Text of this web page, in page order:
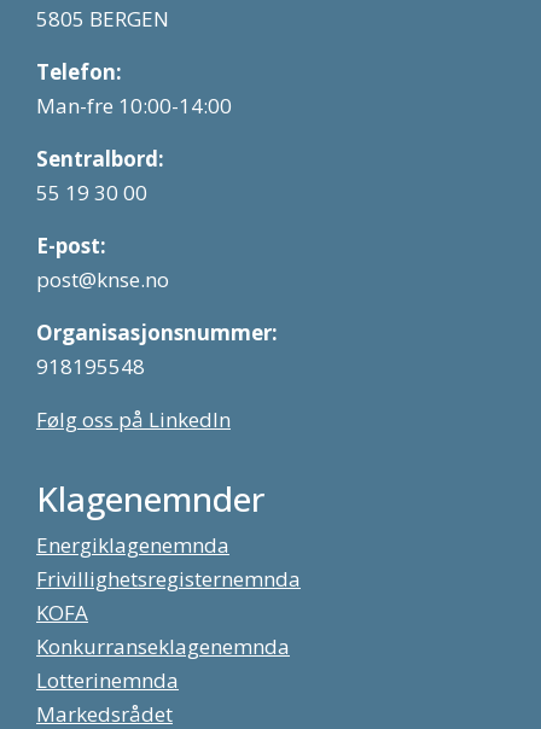
5805 BERGEN
Telefon:
Man-fre 10:00-14:00
Sentralbord:
55 19 30 00
E-post:
post@knse.no
Organisasjonsnummer:
918195548
Følg oss på LinkedIn
Klagenemnder
Energiklagenemnda
Frivillighetsregisternemnda
KOFA
Konkurranseklagenemnda
Lotterinemnda
Markedsrådet